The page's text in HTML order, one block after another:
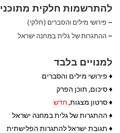
להתרשמות חלקית
– פירושי מילים והסברים (חלקי)
– ההתגרות של גלית במחנה ישראל
למנויים בלבד
♦ פירושי מילים והסברים
♦סיכום, תוכן הפרק
♦סרטון מצגות,חדש
♦ ההתגרות של גלית במחנה ישראל
♦ תגובת ישראל להתגרות הפלישתית